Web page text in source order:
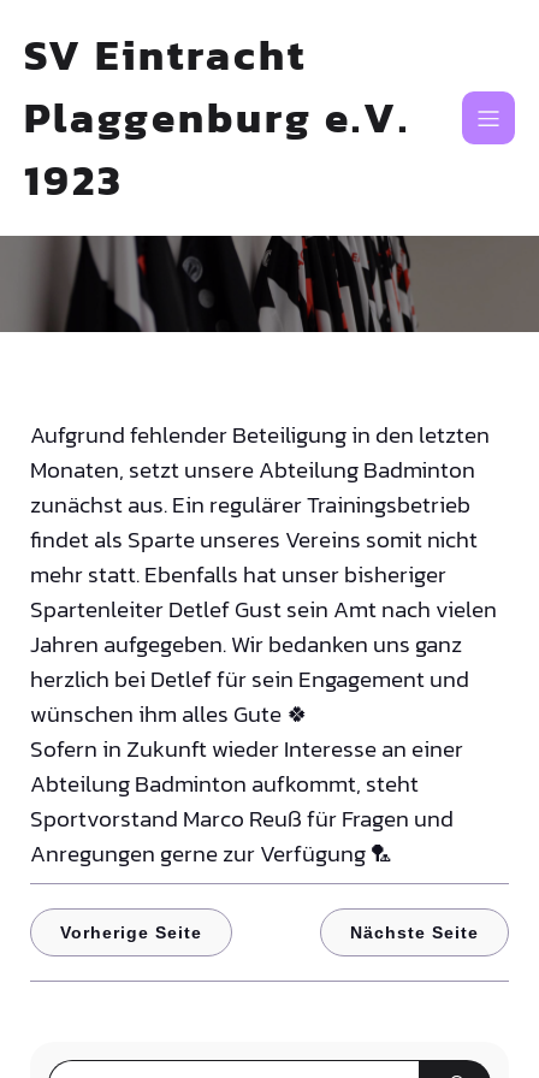
SV Eintracht
Plaggenburg e.V.
1923
Aufgrund fehlender Beteiligung in den letzten
Monaten, setzt unsere Abteilung Badminton
zunächst aus. Ein regulärer Trainingsbetrieb
findet als Sparte unseres Vereins somit nicht
mehr statt. Ebenfalls hat unser bisheriger
Spartenleiter Detlef Gust sein Amt nach vielen
Jahren aufgegeben. Wir bedanken uns ganz
herzlich bei Detlef für sein Engagement und
wünschen ihm alles Gute 🍀
Sofern in Zukunft wieder Interesse an einer
Abteilung Badminton aufkommt, steht
Sportvorstand Marco Reuß für Fragen und
Anregungen gerne zur Verfügung 🏸
Vorherige Seite Nächste Seite